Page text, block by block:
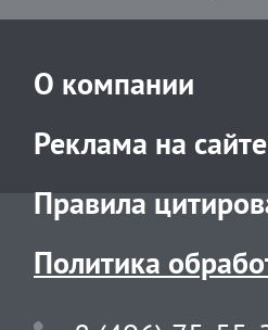
О компании
Реклама на сайте
Правила
Политика